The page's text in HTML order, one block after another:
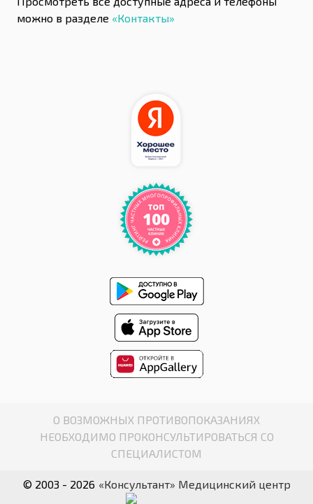
можно в разделе «Контакты»
О ВОЗМОЖНЫХ ПРОТИВОПОКАЗАНИЯХ
НЕОБХОДИМО ПРОКОНСУЛЬТИРОВАТЬСЯ СО
СПЕЦИАЛИСТОМ
© 2003 - 2026 «Консультант» Медицинский центр